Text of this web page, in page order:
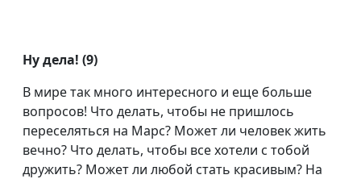
Ну дела! (9)
В мире так много интересного и еще больше
вопросов! Что делать, чтобы не пришлось
переселяться на Марс? Может ли человек жить
вечно? Что делать, чтобы все хотели с тобой
дружить? Может ли любой стать красивым? На